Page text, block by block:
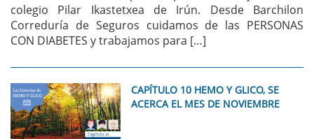
colegio Pilar Ikastetxea de Irún. Desde Barchilon
Correduría de Seguros cuidamos de las PERSONAS
CON DIABETES y trabajamos para […]
CAPÍTULO 10 HEMO Y GLICO, SE
ACERCA EL MES DE NOVIEMBRE